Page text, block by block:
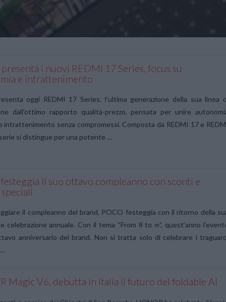
i nuovi REDMI 17 Series, focus su
e intrattenimento
oggi REDMI 17 Series, l’ultima generazione della sua linea
dall’ottimo rapporto qualità-prezzo, pensata per unire
intrattenimento senza compromessi. Composta da REDMI 17 e
si distingue per una potente …
il suo ottavo compleanno con sconti e
il compleanno del brand, POCO festeggia con il ritorno della
celebrazione annuale. Con il tema “From 8 to ∞”, quest’anno
anniversario del brand. Non si tratta solo di celebrare i
Magic V6, debutta in Italia il futuro del foldable AI